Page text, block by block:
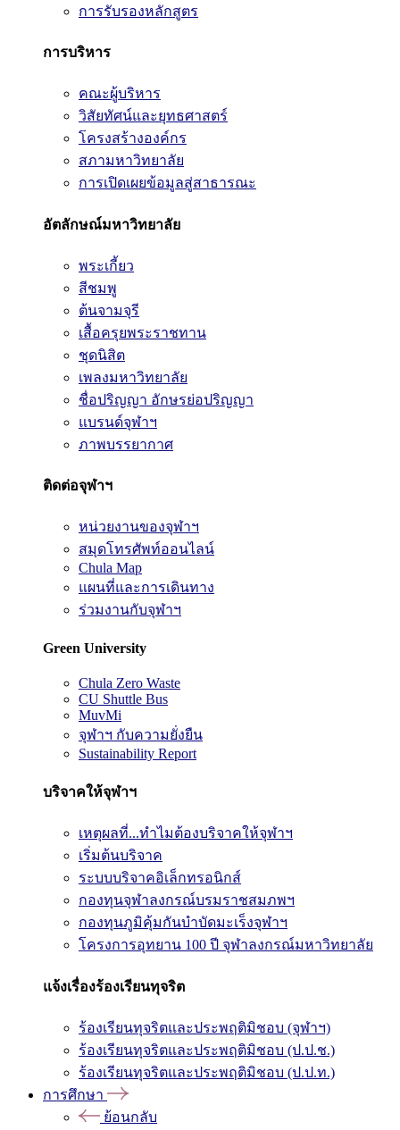
การรับรองหลักสูตร
การบริหาร
คณะผู้บริหาร
วิสัยทัศน์และยุทธศาสตร์
โครงสร้างองค์กร
สภามหาวิทยาลัย
การเปิดเผยข้อมูลสู่สาธารณะ
อัตลักษณ์มหาวิทยาลัย
พระเกี้ยว
สีชมพู
ต้นจามจุรี
เสื้อครุยพระราชทาน
ชุดนิสิต
เพลงมหาวิทยาลัย
ชื่อปริญญา อักษรย่อปริญญา
แบรนด์จุฬาฯ
ภาพบรรยากาศ
ติดต่อจุฬาฯ
หน่วยงานของจุฬาฯ
สมุดโทรศัพท์ออนไลน์
Chula Map
แผนที่และการเดินทาง
ร่วมงานกับจุฬาฯ
Green University
Chula Zero Waste
CU Shuttle Bus
MuvMi
จุฬาฯ กับความยั่งยืน
Sustainability Report
บริจาคให้จุฬาฯ
เหตุผลที่...ทำไมต้องบริจาคให้จุฬาฯ
เริ่มต้นบริจาค
ระบบบริจาคอิเล็กทรอนิกส์
กองทุนจุฬาลงกรณ์บรมราชสมภพฯ
กองทุนภูมิคุ้มกันบำบัดมะเร็งจุฬาฯ
โครงการอุทยาน 100 ปี จุฬาลงกรณ์มหาวิทยาลัย
แจ้งเรื่องร้องเรียนทุจริต
ร้องเรียนทุจริตและประพฤติมิชอบ (จุฬาฯ)
ร้องเรียนทุจริตและประพฤติมิชอบ (ป.ป.ช.)
ร้องเรียนทุจริตและประพฤติมิชอบ (ป.ป.ท.)
การศึกษา
ย้อนกลับ